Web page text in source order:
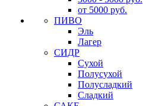
от 5000 руб.
ПИВО
Эль
Лагер
СИДР
Сухой
Полусухой
Полусладкий
Сладкий